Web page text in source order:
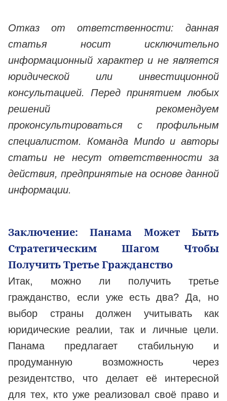
Отказ от ответственности: данная
статья носит исключительно
информационный характер и не является
юридической или инвестиционной
консультацией. Перед принятием любых
решений рекомендуем
проконсультироваться с профильным
специалистом. Команда Mundo и авторы
статьи не несут ответственности за
действия, предпринятые на основе данной
информации.
Заключение: Панама Может Быть
Стратегическим Шагом Чтобы
Получить Третье Гражданство
Итак, можно ли получить третье
гражданство, если уже есть два? Да, но
выбор страны должен учитывать как
юридические реалии, так и личные цели.
Панама предлагает стабильную и
продуманную возможность через
резидентство, что делает её интересной
для тех, кто уже реализовал своё право и